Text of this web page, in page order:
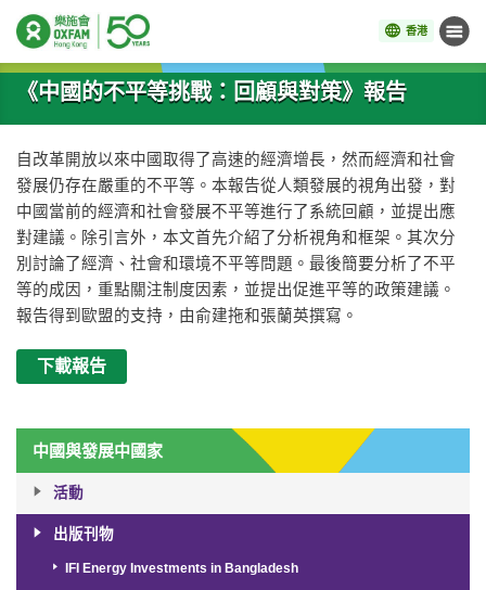
香港 目錄
開始主要內容
《中國的不平等挑戰：回顧與對策》報告
中國與發展中國家
活動
出版刊物
IFI Energy Investments in Bangladesh
自改革開放以來中國取得了高速的經濟增長，然而經濟和社會
發展仍存在嚴重的不平等。本報告從人類發展的視角出發，對
中國當前的經濟和社會發展不平等進行了系統回顧，並提出應
對建議。除引言外，本文首先介紹了分析視角和框架。其次分
別討論了經濟、社會和環境不平等問題。最後簡要分析了不平
等的成因，重點關注制度因素，並提出促進平等的政策建議。
報告得到歐盟的支持，由俞建拖和張蘭英撰寫。
下載報告